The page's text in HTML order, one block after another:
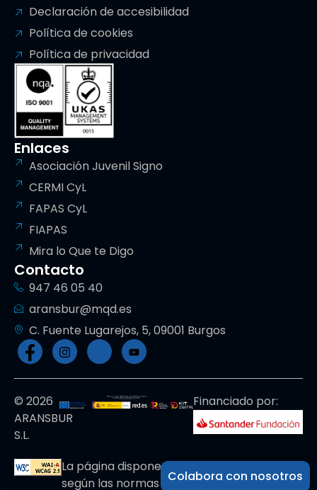
Declaración de accesibilidad
Política de cookies
Política de privacidad
Enlaces
Asociación Juvenil Signo
CERMI CyL
FAPAS CyL
FIAPAS
Mira lo Que te Digo
Contacto
947 46 05 40
aransbur@mqd.es
C. Fuente Lugarejos, 5, 09001 Burgos
Colabora con nosotros
© 2026
ARANSBUR
S.L.
Financiado por:
La página dispone de código accesible
según las normas dictadas por la W3C